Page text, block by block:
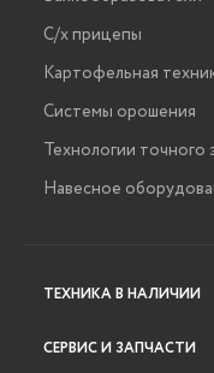
С/х прицепы
Картофельная
Системы орошения
Технологии точного
Навесное
ТЕХНИКА В НАЛИЧИИ
СЕРВИС И ЗАПЧАСТИ